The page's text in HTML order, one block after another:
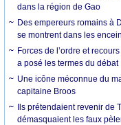
dans la région de Gao
Des empereurs romains à
se montrent dans les
Forces de l’ordre et
a posé les termes du débat
Une icône méconnue du
capitaine Broos
Ils prétendaient revenir de
démasquaient les faux